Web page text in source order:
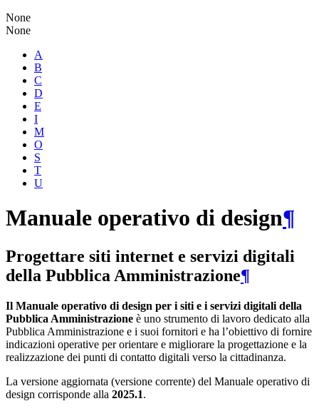
None
None
A
B
C
D
E
I
M
O
S
T
U
Manuale operativo di design¶
Progettare siti internet e servizi digitali
della Pubblica Amministrazione¶
Il Manuale operativo di design per i siti e i servizi digitali della
Pubblica Amministrazione è uno strumento di lavoro dedicato alla
Pubblica Amministrazione e i suoi fornitori e ha l’obiettivo di fornire
indicazioni operative per orientare e migliorare la progettazione e la
realizzazione dei punti di contatto digitali verso la cittadinanza.
La versione aggiornata (versione corrente) del Manuale operativo di
design corrisponde alla 2025.1.